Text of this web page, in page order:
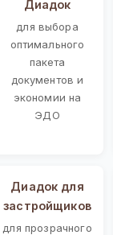
Диадок
для выбора
оптимального
пакета
документов и
экономии на
ЭДО
Диадок для
застройщиков
для прозрачного